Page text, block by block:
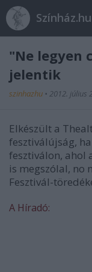
Színház.hu
"Ne legyen
jelentik
szinhazhu • 2012. július
Elkészült a
fesztiválújság,
fesztiválon, ahol
is megszólal, no
Fesztivál-
A Híradó: